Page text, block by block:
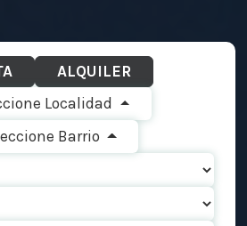
ALQUILER
Localidad
Barrio